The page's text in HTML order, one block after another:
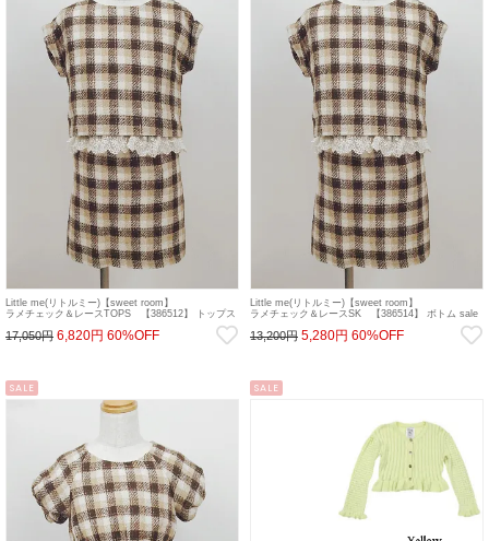
Little me(リトルミー)【sweet room】
ラメチェック＆レースTOPS 【386512】 トップス
17,050円 6,820円 60%OFF
Little me(リトルミー)【sweet room】
ラメチェック＆レースSK 【386514】 ボトム sale
13,200円 5,280円 60%OFF
SALE SALE